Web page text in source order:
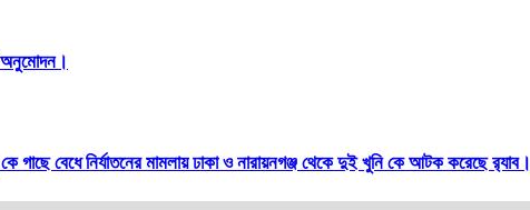
অনুমোদন।
গাছে বেধে নির্যাতনের মামলায় ঢাকা ও নারায়নগঞ্জ থেকে দুই খুনি কে আটক করেছে র‍্যাব।